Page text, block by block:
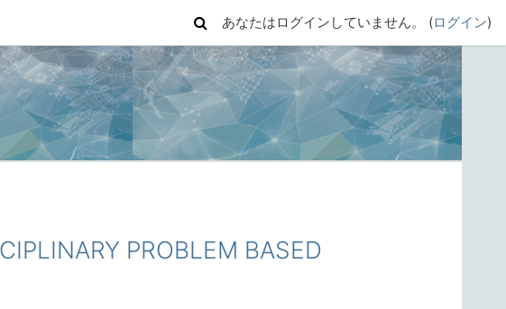
あなたはログインしていません。 (ログイン)
PROBLEM BASED